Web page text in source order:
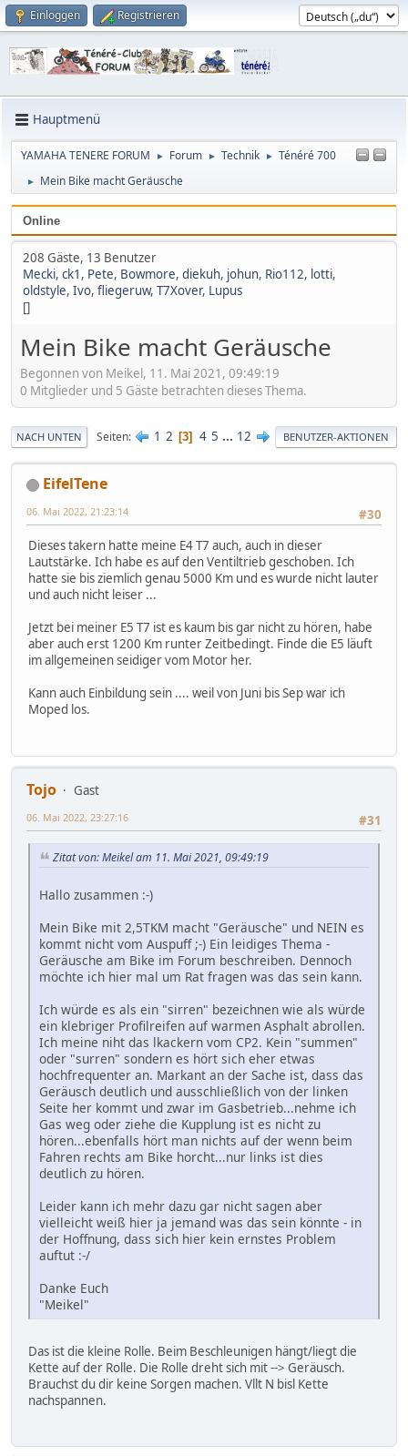
Einloggen Registrieren
Hauptmenü
YAMAHA TENERE FORUM ► Forum ► Technik ► Ténéré 700
► Mein Bike macht Geräusche
Online
208 Gäste, 13 Benutzer
Mecki, ck1 , Pete, Bowmore, diekuh, johun, Rio112, lotti,
oldstyle, Ivo, fliegeruw, T7Xover, Lupus
[]
Mein Bike macht Geräusche
Begonnen von Meikel, 11. Mai 2021, 09:49:19
0 Mitglieder und 5 Gäste betrachten dieses Thema.
NACH UNTEN Seiten 1 2 3 4 5 ... 12 BENUTZER-AKTIONEN
EifelTene
#30
06. Mai 2022, 21:23:14
Dieses takern hatte meine E4 T7 auch, auch in dieser
Lautstärke. Ich habe es auf den Ventiltrieb geschoben. Ich
hatte sie bis ziemlich genau 5000 Km und es wurde nicht lauter
und auch nicht leiser ...
Jetzt bei meiner E5 T7 ist es kaum bis gar nicht zu hören, habe
aber auch erst 1200 Km runter Zeitbedingt. Finde die E5 läuft
im allgemeinen seidiger vom Motor her.
Kann auch Einbildung sein .... weil von Juni bis Sep war ich
Moped los.
Tojo
Gast
#31
06. Mai 2022, 23:27:16
Zitat von: Meikel am 11. Mai 2021, 09:49:19
Hallo zusammen :-)
Mein Bike mit 2,5TKM macht "Geräusche" und NEIN es
kommt nicht vom Auspuff ;-) Ein leidiges Thema -
Geräusche am Bike im Forum beschreiben. Dennoch
möchte ich hier mal um Rat fragen was das sein kann.
Ich würde es als ein "sirren" bezeichnen wie als würde
ein klebriger Profilreifen auf warmen Asphalt abrollen.
Ich meine niht das lkackern vom CP2. Kein "summen"
oder "surren" sondern es hört sich eher etwas
hochfrequenter an. Markant an der Sache ist, dass das
Geräusch deutlich und ausschließlich von der linken
Seite her kommt und zwar im Gasbetrieb...nehme ich
Gas weg oder ziehe die Kupplung ist es nicht zu
hören...ebenfalls hört man nichts auf der wenn beim
Fahren rechts am Bike horcht...nur links ist dies
deutlich zu hören.
Leider kann ich mehr dazu gar nicht sagen aber
vielleicht weiß hier ja jemand was das sein könnte - in
der Hoffnung, dass sich hier kein ernstes Problem
auftut :-/
Danke Euch
"Meikel"
Das ist die kleine Rolle. Beim Beschleunigen hängt/liegt die
Kette auf der Rolle. Die Rolle dreht sich mit --> Geräusch.
Brauchst du dir keine Sorgen machen. Vllt N bisl Kette
nachspannen.